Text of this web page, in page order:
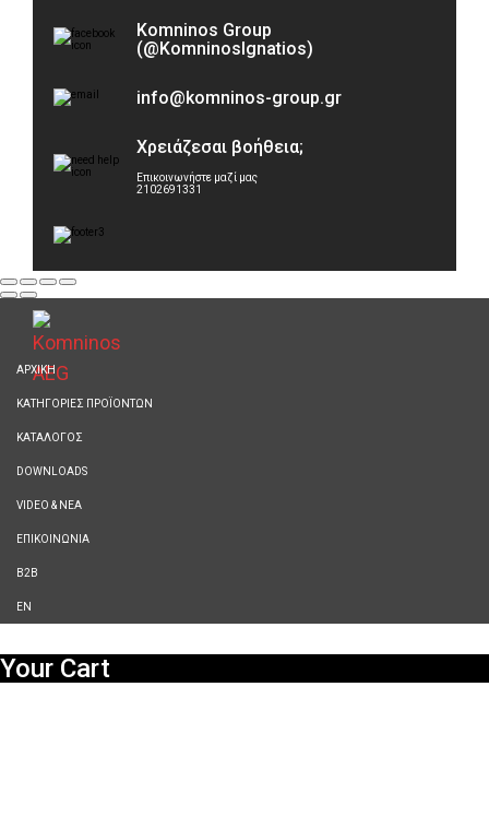
Komninos Group
(@KomninosIgnatios)
info@komninos-group.gr
Χρειάζεσαι βοήθεια;
Επικοινωνήστε μαζί μας
2102691331
ΑΡΧΙΚΗ
ΚΑΤΗΓΟΡΙΕΣ ΠΡΟΪΟΝΤΩΝ
ΚΑΤΑΛΟΓΟΣ
DOWNLOADS
VIDEO & ΝΕΑ
ΕΠΙΚΟΙΝΩΝΙΑ
B2B
ΕΝ
Your Cart